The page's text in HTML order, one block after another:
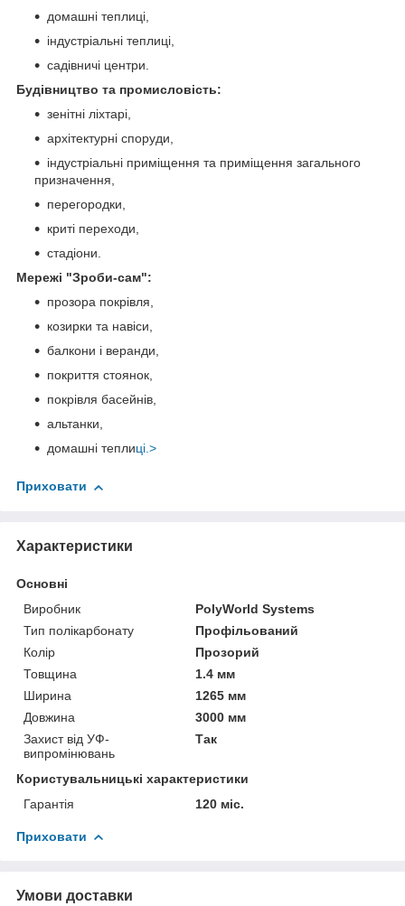
домашні теплиці,
індустріальні теплиці,
садівничі центри.
Будівництво та промисловість:
зенітні ліхтарі,
архітектурні споруди,
індустріальні приміщення та приміщення загального
призначення,
перегородки,
криті переходи,
стадіони.
Мережі "Зроби-cам":
прозора покрівля,
козирки та навіси,
балкони і веранди,
покриття стоянок,
покрівля басейнів,
альтанки,
домашні теплиці.>
Приховати
Характеристики
Основні
Виробник
PolyWorld Systems
Тип полікарбонату
Профільований
Колір
Прозорий
Товщина
1.4 мм
Ширина
1265 мм
Довжина
3000 мм
Захист від УФ-
випромінювань
Так
Користувальницькі характеристики
Гарантія
120 міс.
Приховати
Умови доставки